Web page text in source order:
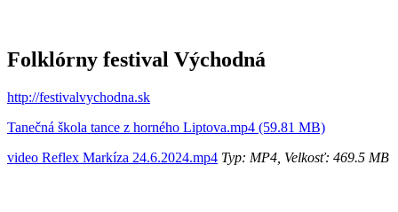
Folklórny festival Východná
http://festivalvychodna.sk
Tanečná škola tance z horného Liptova.mp4 (59.81 MB)
video Reflex Markíza 24.6.2024.mp4 Typ: MP4, Velkosť: 469.5 MB